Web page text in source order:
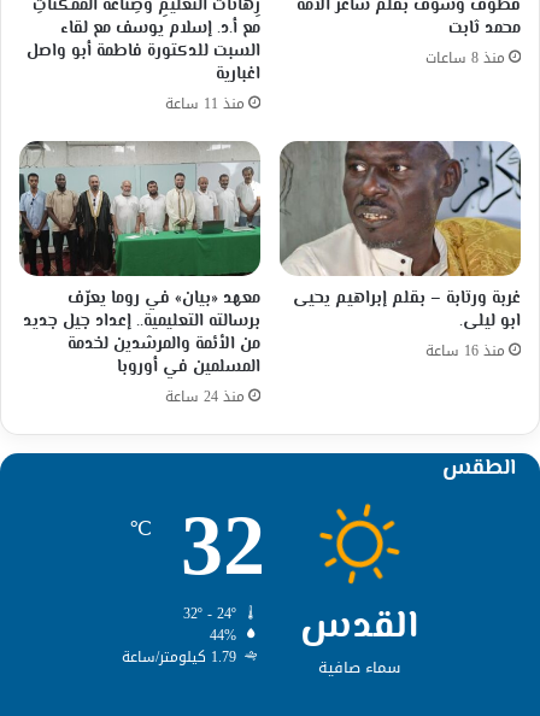
قطوف وشوف بقلم شاعر الأمة
محمد ثابت
منذ 8 ساعات
رِهاناتُ التعليمِ وصِناعةُ المُمَكِّناتِ
مع أ.د. إسلام يوسف مع لقاء
السبت للدكتورة فاطمة أبو واصل
اغبارية
منذ 11 ساعة
غربة ورتابة – بقلم إبراهيم يحيى
ابو ليلى.
منذ 16 ساعة
معهد «بيان» في روما يعرّف
برسالته التعليمية.. إعداد جيل جديد
من الأئمة والمرشدين لخدمة
المسلمين في أوروبا
منذ 24 ساعة
الطقس
القدس
سماء صافية
32
℃
44%
1.79 كيلومتر/ساعة